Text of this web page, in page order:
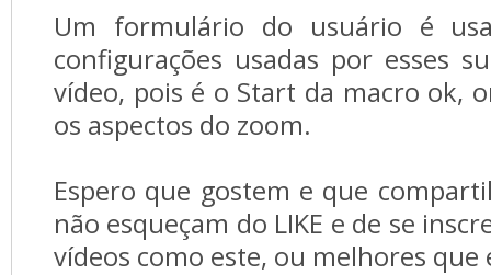
Um formulário do usuário é
configurações usadas por esses
vídeo, pois é o Start da macro ok,
os aspectos do zoom.
Espero que gostem e que
não esqueçam do LIKE e de se
vídeos como este, ou melhores que